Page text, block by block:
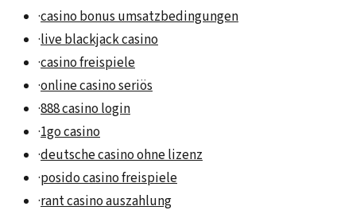
·casino bonus umsatzbedingungen
·live blackjack casino
·casino freispiele
·online casino seriös
·888 casino login
·1go casino
·deutsche casino ohne lizenz
·posido casino freispiele
·rant casino auszahlung